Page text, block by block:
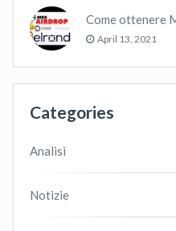
April 13, 2021
Categories
Analisi
Notizie